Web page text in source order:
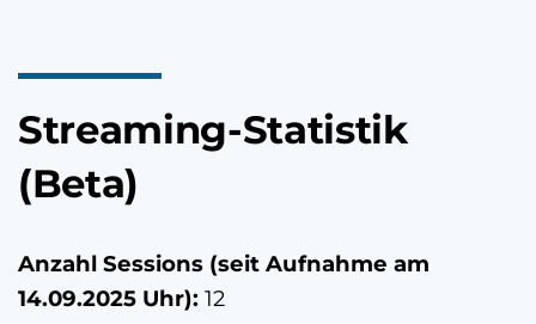
Streaming-Statistik
(Beta)
Anzahl Sessions (seit Aufnahme am
14.09.2025 Uhr): 12